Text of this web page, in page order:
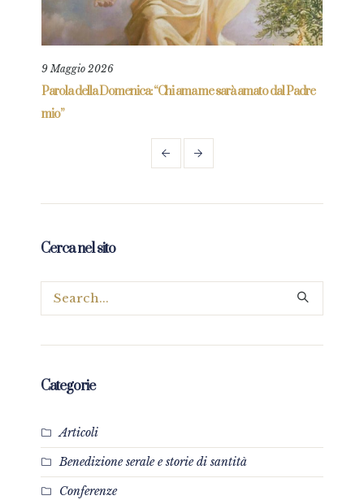
9 Maggio 2026
Parola della Domenica: “Chi ama me sarà amato dal Padre
mio”
Cerca nel sito
Categorie
Articoli
Benedizione serale e storie di santità
Conferenze